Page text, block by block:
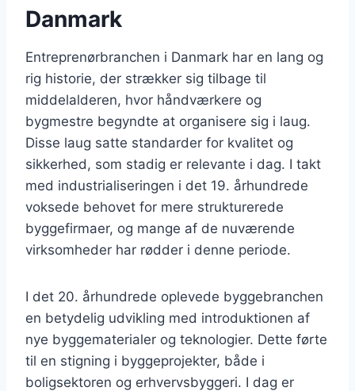
Danmark
Entreprenørbranchen i Danmark har en lang og
rig historie, der strækker sig tilbage til
middelalderen, hvor håndværkere og
bygmestre begyndte at organisere sig i laug.
Disse laug satte standarder for kvalitet og
sikkerhed, som stadig er relevante i dag. I takt
med industrialiseringen i det 19. århundrede
voksede behovet for mere strukturerede
byggefirmaer, og mange af de nuværende
virksomheder har rødder i denne periode.
I det 20. århundrede oplevede byggebranchen
en betydelig udvikling med introduktionen af
nye byggematerialer og teknologier. Dette førte
til en stigning i byggeprojekter, både i
boligsektoren og erhvervsbyggeri. I dag er